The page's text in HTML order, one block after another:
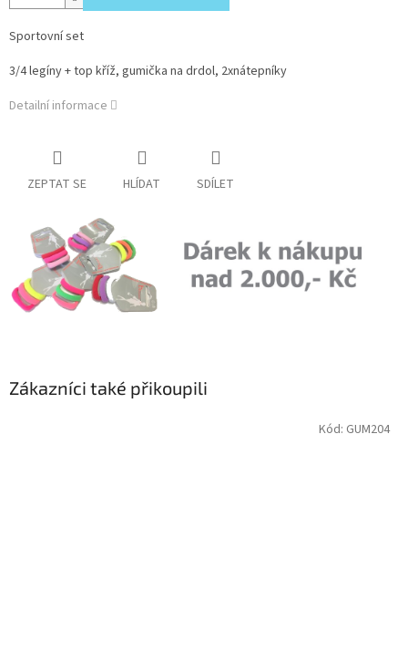
Sportovní set
3/4 legíny + top kříž, gumička na drdol, 2xnátepníky
Detailní informace
ZEPTAT SE HLÍDAT SDÍLET
Zákazníci také přikoupili
Kód: GUM204